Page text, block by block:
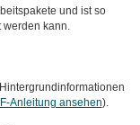
und ist so
werden kann.
Anleitung ansehen).